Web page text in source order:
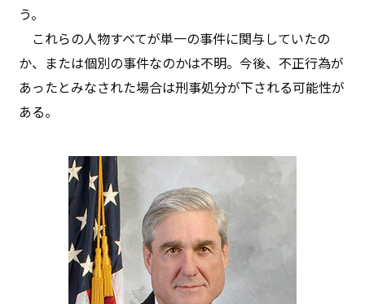
う。
これらの人物すべてが単一の事件に関与していたの
か、または個別の事件なのかは不明。今後、不正行為が
あったとみなされた場合は刑事処分が下される可能性が
ある。